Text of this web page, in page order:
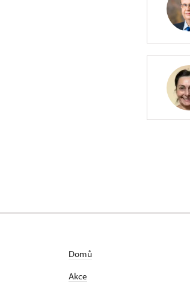
Domů
Akce